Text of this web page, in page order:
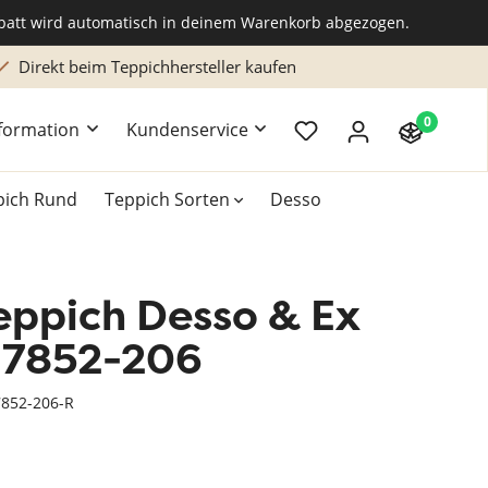
wird automatisch in deinem Warenkorb abgezogen.
Direkt beim Teppichhersteller kaufen
Kundenservice 0
Rund Teppich Sorten Desso
Teppich 200x300 cm
Teppich Braun
Teppich Grün
Hochflor Teppiche
Naturteppich
Desso & Ex
206
206-R